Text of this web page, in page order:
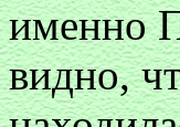
именно
видно,